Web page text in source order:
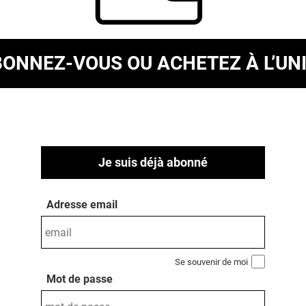
VOUS OU ACHETEZ À
Je suis déjà abonné
Adresse email
Se souvenir de moi
Mot de passe